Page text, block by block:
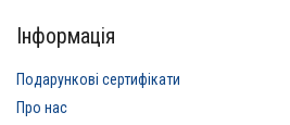
Інформація
Подарункові сертифікати
Про нас